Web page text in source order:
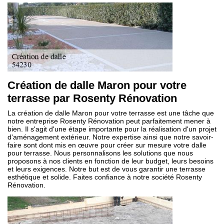
Création de dalle Maron pour votre
terrasse par Rosenty Rénovation
La création de dalle Maron pour votre terrasse est une tâche que
notre entreprise Rosenty Rénovation peut parfaitement mener à
bien. Il s'agit d'une étape importante pour la réalisation d'un projet
d'aménagement extérieur. Notre expertise ainsi que notre savoir-
faire sont dont mis en œuvre pour créer sur mesure votre dalle
pour terrasse. Nous personnalisons les solutions que nous
proposons à nos clients en fonction de leur budget, leurs besoins
et leurs exigences. Notre but est de vous garantir une terrasse
esthétique et solide. Faites confiance à notre société Rosenty
Rénovation.